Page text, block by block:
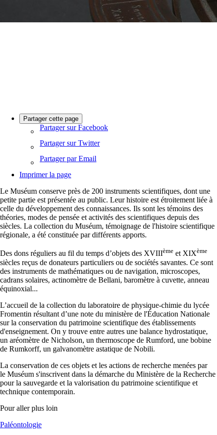
Partager cette page
Partager sur Facebook
Partager sur Twitter
Partager par Email
Imprimer la page
Le Muséum conserve près de 200 instruments scientifiques, dont une
petite partie est présentée au public. Leur histoire est étroitement liée à
celle du développement des connaissances. Ils sont les témoins des
théories, modes de pensée et activités des scientifiques depuis des
siècles. La collection du Muséum, témoignage de l'histoire scientifique
régionale, a été constituée par différents apports.
Des dons réguliers au fil du temps d’objets des XVIIIème et XIXème
siècles reçus de donateurs particuliers ou de sociétés savantes. Ce sont
des instruments de mathématiques ou de navigation, microscopes,
cadrans solaires, actinomètre de Bellani, baromètre à cuvette, anneau
équinoxial...
L’accueil de la collection du laboratoire de physique-chimie du lycée
Fromentin résultant d’une note du ministère de l'Éducation Nationale
sur la conservation du patrimoine scientifique des établissements
d'enseignement. On y trouve entre autres une balance hydrostatique,
un aréomètre de Nicholson, un thermoscope de Rumford, une bobine
de Rumkorff, un galvanomètre astatique de Nobili.
La conservation de ces objets et les actions de recherche menées par
le Muséum s'inscrivent dans la démarche du Ministère de la Recherche
pour la sauvegarde et la valorisation du patrimoine scientifique et
technique contemporain.
Pour aller plus loin
Paléontologie